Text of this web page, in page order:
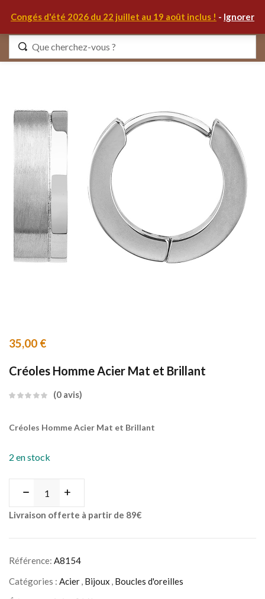
Congés d'été 2026 du 22 juillet au 19 août inclus ! - Ignorer
35,00 €
Créoles Homme Acier Mat et Brillant
0 avis
Créoles Homme Acier Mat et Brillant
2 en stock
Livraison offerte à partir de 89€
Référence: A8154
Catégories : Acier, Bijoux , Boucles d'oreilles
Identifiez-vous
Se souvenir de moi Mot de passe oublié ?
S'IDENTIFIER
MON COMPTE